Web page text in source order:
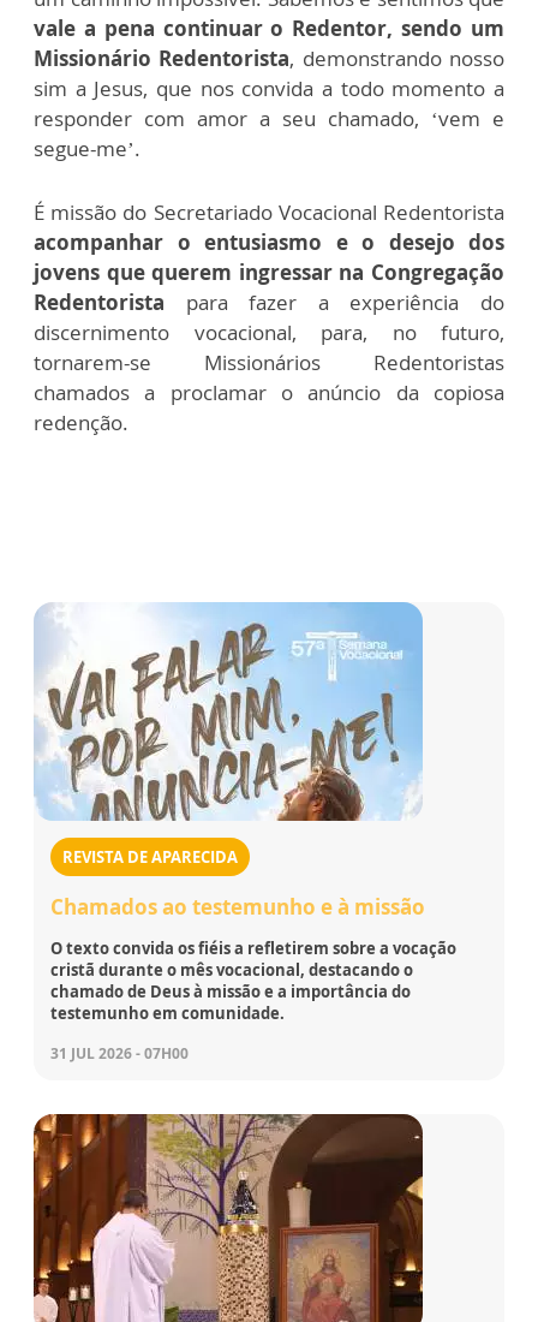
vale a pena continuar o Redentor, sendo um
Missionário Redentorista, demonstrando nosso
sim a Jesus, que nos convida a todo momento a
responder com amor a seu chamado, ‘vem e
segue-me’.
É missão do Secretariado Vocacional Redentorista
acompanhar o entusiasmo e o desejo dos
jovens que querem ingressar na Congregação
Redentorista para fazer a experiência do
discernimento vocacional, para, no futuro,
tornarem-se Missionários Redentoristas
chamados a proclamar o anúncio da copiosa
redenção.
REVISTA DE APARECIDA
Chamados ao testemunho e à missão
O texto convida os fiéis a refletirem sobre a vocação
cristã durante o mês vocacional, destacando o
chamado de Deus à missão e a importância do
testemunho em comunidade.
31 JUL 2026 - 07H00